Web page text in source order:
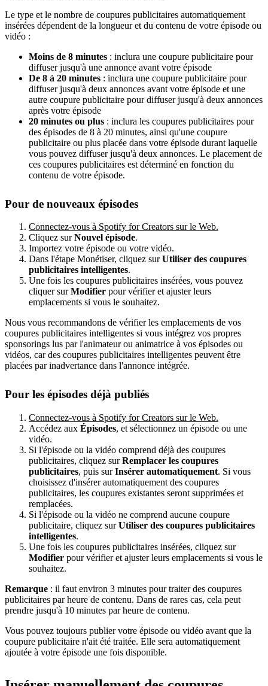
Le type et le nombre de coupures publicitaires automatiquement
insérées dépendent de la longueur et du contenu de votre épisode ou
vidéo :
Moins de 8 minutes : inclura une coupure publicitaire pour
diffuser jusqu'à une annonce avant votre épisode
De 8 à 20 minutes : inclura une coupure publicitaire pour
diffuser jusqu'à deux annonces avant votre épisode et une
autre coupure publicitaire pour diffuser jusqu'à deux annonces
après votre épisode
20 minutes ou plus : inclura les coupures publicitaires pour
des épisodes de 8 à 20 minutes, ainsi qu'une coupure
publicitaire ou plus placée dans votre épisode durant laquelle
vous pouvez diffuser jusqu'à deux annonces. Le placement de
ces coupures publicitaires est déterminé en fonction du
contenu de votre épisode.
Pour de nouveaux épisodes
Connectez-vous à Spotify for Creators sur le Web.
Cliquez surNouvel épisode.
Importez votre épisode ou votre vidéo.
Dans l'étape Monétiser, cliquez surUtiliser des coupures
publicitaires intelligentes.
Une fois les coupures publicitaires insérées, vous pouvez
cliquer surModifier pour vérifier et ajuster leurs
emplacements si vous le souhaitez.
Nous vous recommandons de vérifier les emplacements de vos
coupures publicitaires intelligentes si vous intégrez vos propres
sponsorings lus par l'animateur ou animatrice à vos épisodes ou
vidéos, car des coupures publicitaires intelligentes peuvent être
placées par inadvertance dans l'annonce intégrée.
Pour les épisodes déjà publiés
Connectez-vous à Spotify for Creators sur le Web.
Accédez aux Épisodes, et sélectionnez un épisode ou une
vidéo.
Si l'épisode ou la vidéo comprend déjà des coupures
publicitaires, cliquez surRemplacer les coupures
publicitaires, puis surInsérer automatiquement. Si vous
choisissez d'insérer automatiquement des coupures
publicitaires, les coupures existantes seront supprimées et
remplacées.
Si l'épisode ou la vidéo ne comprend aucune coupure
publicitaire, cliquez surUtiliser des coupures publicitaires
intelligentes.
Une fois les coupures publicitaires insérées, cliquez sur
Modifier pour vérifier et ajuster leurs emplacements si vous le
souhaitez.
Remarque : il faut environ 3 minutes pour traiter des coupures
publicitaires par heure de contenu. Dans de rares cas, cela peut
prendre jusqu'à 10 minutes par heure de contenu.
Vous pouvez toujours publier votre épisode ou vidéo avant que la
coupure publicitaire n'ait été traitée. Elle sera automatiquement
ajoutée à votre épisode une fois disponible.